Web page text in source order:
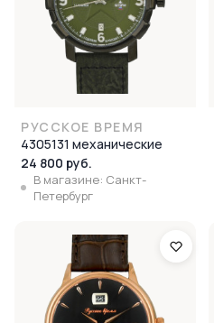
РУССКОЕ ВРЕМЯ
4305131 механические
24 800 руб.
В магазине: Санкт-
Петербург